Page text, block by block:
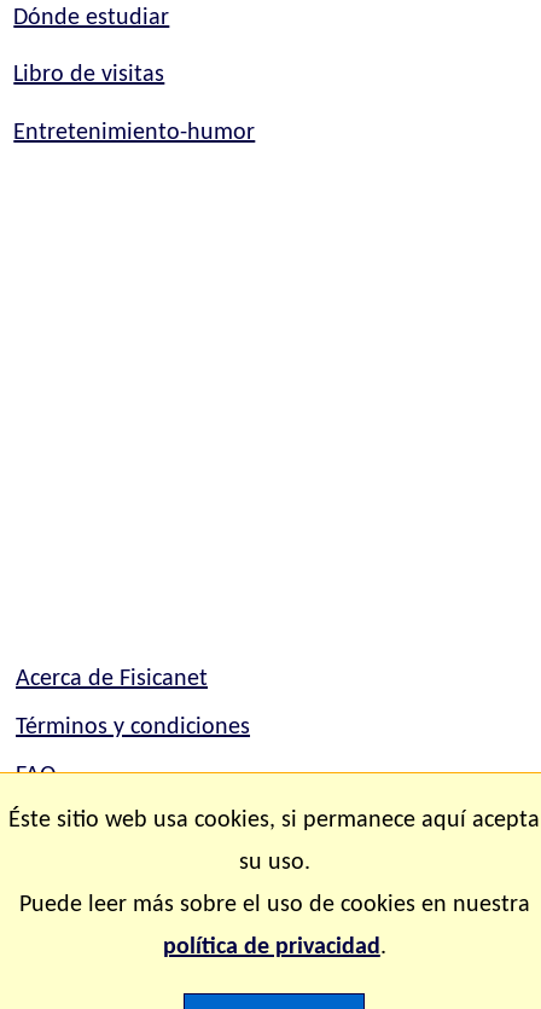
Dónde estudiar
Libro de visitas
Entretenimiento-humor
Acerca de Fisicanet
Términos y condiciones
FAQ
Mapa del sitio
Copyright © 2.000-2.028 Fisicanet ® Todos los
derechos reservados
Éste sitio web usa cookies, si permanece aquí acepta
su uso.
Puede leer más sobre el uso de cookies en nuestra
política de privacidad.